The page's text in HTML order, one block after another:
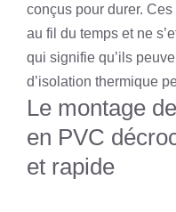
conçus pour durer.
au fil du temps et ne
qui signifie qu’ils
d’isolation thermique
Le montage
en PVC
et rapide